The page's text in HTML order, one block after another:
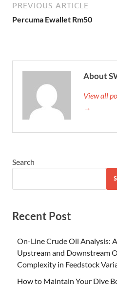
PREVIOUS ARTICLE
Percuma Ewallet Rm50
About
View all
→
Search
Recent Post
On-Line Crude Oil Analysis:
Upstream and Downstream
Complexity in Feedstock
How to Maintain Your Dive